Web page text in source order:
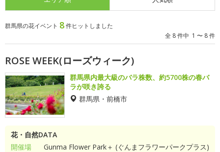
群馬県の花イベント 8件ヒットしました
全 8 件中 1 〜 8 件
ROSE WEEK(ローズウィーク)
群馬県内最大級のバラ株数、約5700株の春バ
ラが咲き誇る
群馬県・前橋市
花・自然DATA
開催場
Gunma Flower Park＋ (ぐんまフラワーパークプラス)